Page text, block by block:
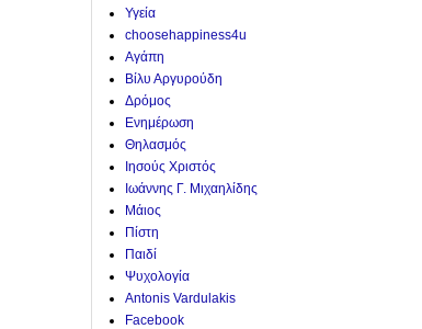
Υγεία
choosehappiness4u
Αγάπη
Βίλυ Αργυρούδη
Δρόμος
Ενημέρωση
Θηλασμός
Ιησούς Χριστός
Ιωάννης Γ. Μιχαηλίδης
Μάιος
Πίστη
Παιδί
Ψυχολογία
Antonis Vardulakis
Facebook